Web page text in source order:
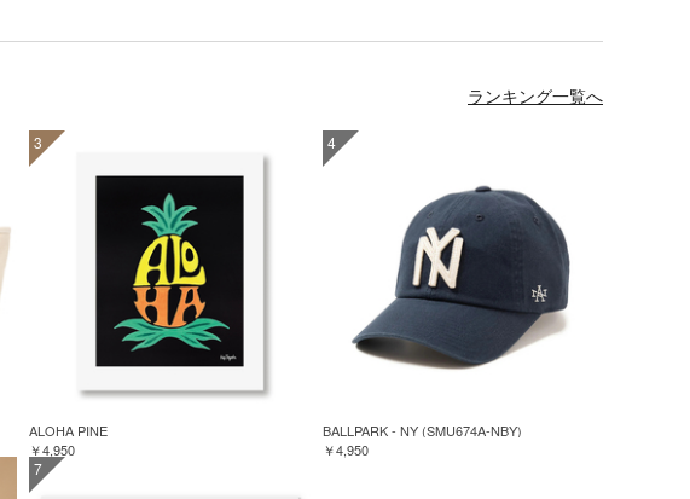
ランキング一覧へ
3
ALOHA PINE
￥4,950
4
BALLPARK - NY (SMU674A-NBY)
￥4,950
7